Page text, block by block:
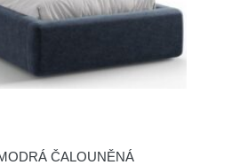
ČALOUNĚNÁ